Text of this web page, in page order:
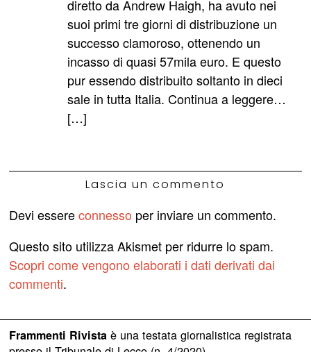
diretto da Andrew Haigh, ha avuto nei
suoi primi tre giorni di distribuzione un
successo clamoroso, ottenendo un
incasso di quasi 57mila euro. E questo
pur essendo distribuito soltanto in dieci
sale in tutta Italia. Continua a leggere…
[…]
Lascia un commento
Devi essereconnesso per inviare un commento.
Questo sito utilizza Akismet per ridurre lo spam.
Scopri come vengono elaborati i dati derivati dai
commenti.
Frammenti Rivistaè una testata giornalistica registrata